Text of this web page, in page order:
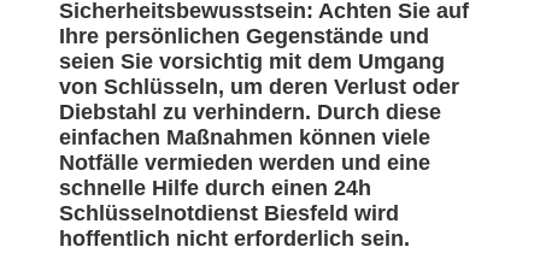
Sicherheitsbewusstsein: Achten Sie auf
Ihre persönlichen Gegenstände und
seien Sie vorsichtig mit dem Umgang
von Schlüsseln, um deren Verlust oder
Diebstahl zu verhindern. Durch diese
einfachen Maßnahmen können viele
Notfälle vermieden werden und eine
schnelle Hilfe durch einen 24h
Schlüsselnotdienst Biesfeld wird
hoffentlich nicht erforderlich sein.